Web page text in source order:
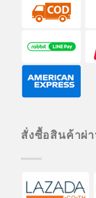
สั่งซื้อสินค้าผ่